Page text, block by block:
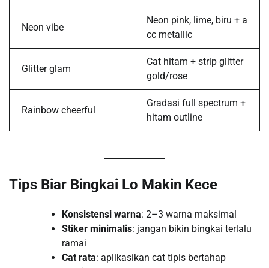
Neon vibe
Neon pink, lime, biru + a
cc metallic
Glitter glam
Cat hitam + strip glitter
gold/rose
Rainbow cheerful
Gradasi full spectrum +
hitam outline
Tips Biar Bingkai Lo Makin Kece
Konsistensi warna: 2–3 warna maksimal
Stiker minimalis: jangan bikin bingkai terlalu
ramai
Cat rata: aplikasikan cat tipis bertahap